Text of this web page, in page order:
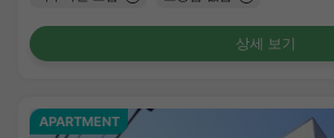
상세 보기
APARTMENT